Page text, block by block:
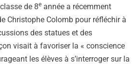
de 8e année a récemment
Christophe Colomb pour réfléchir à
des statues et des
visait à favoriser la « conscience
les élèves à s’interroger sur la